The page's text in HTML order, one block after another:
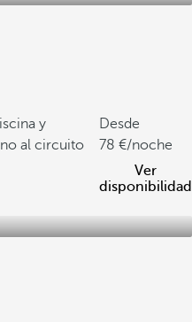
y
al circuito
Desde
78
/noche
Ver
disponibilidad